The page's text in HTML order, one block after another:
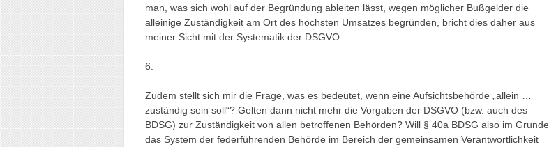
man, was sich wohl auf der Begründung ableiten lässt, wegen möglicher Bußgelder die
alleinige Zuständigkeit am Ort des höchsten Umsatzes begründen, bricht dies daher aus
meiner Sicht mit der Systematik der DSGVO.
6.
Zudem stellt sich mir die Frage, was es bedeutet, wenn eine Aufsichtsbehörde „allein …
zuständig sein soll“? Gelten dann nicht mehr die Vorgaben der DSGVO (bzw. auch des
BDSG) zur Zuständigkeit von allen betroffenen Behörden? Will § 40a BDSG also im Grunde
das System der federführenden Behörde im Bereich der gemeinsamen Verantwortlichkeit